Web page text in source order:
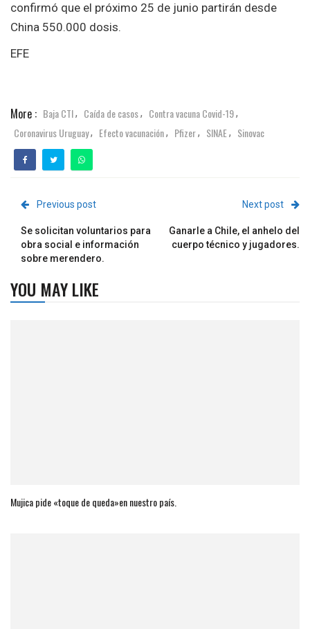
confirmó que el próximo 25 de junio partirán desde
China 550.000 dosis.
EFE
More : Baja CTI, Caída de casos, Contra vacuna Covid-19,
Coronavirus Uruguay, Efecto vacunación, Pfizer, SINAE, Sinovac
Previous post
Se solicitan voluntarios para
obra social e información
sobre merendero.
Next post
Ganarle a Chile, el anhelo del
cuerpo técnico y jugadores.
YOU MAY LIKE
Mujica pide «toque de queda»en nuestro país.